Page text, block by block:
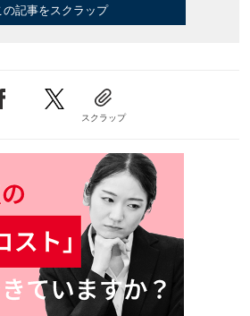
の記事をスクラップ
スクラップ